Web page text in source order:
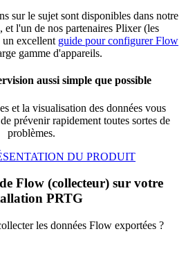
sur le sujet sont disponibles dans notre
, et l'un de nos partenaires Plixer (les
un excellent guide pour configurer Flow
gamme d'appareils.
aussi simple que possible
et la visualisation des données vous
prévenir rapidement toutes sortes de
problèmes.
DU PRODUIT
Flow (collecteur) sur votre
PRTG
les données Flow exportées ?